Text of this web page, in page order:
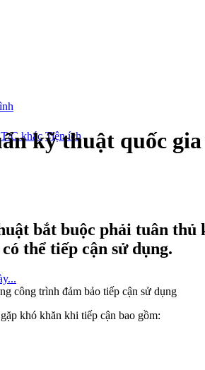
T/C khác Tiện ích
kỹ thuật quốc
bắt buộc phải tuân
thể tiếp cận sử dụng.
khó khăn khi tiếp cận bao gồm: